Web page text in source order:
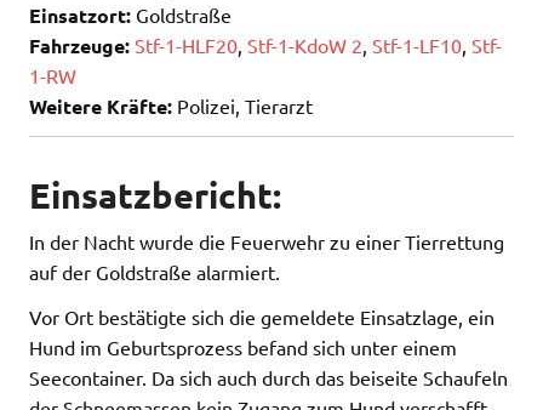
Einsatzort: Goldstraße
Fahrzeuge: Stf-1-HLF20 Stf-1-KdoW 2 Stf-1-LF10 Stf-
1-RW
Weitere Kräfte: Polizei, Tierarzt
Einsatzbericht:
In der Nacht wurde die Feuerwehr zu einer Tierrettung
auf der Goldstraße alarmiert.
Vor Ort bestätigte sich die gemeldete Einsatzlage, ein
Hund im Geburtsprozess befand sich unter einem
Seecontainer. Da sich auch durch das beiseite Schaufeln